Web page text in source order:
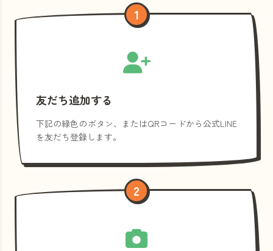
1
友だち追加する
下記の緑色のボタン、またはQRコードから公式LINE
を友だち登録します。
2